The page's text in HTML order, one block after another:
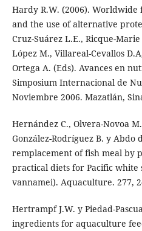
Hardy R.W. (2006).
and the use of alternative
Cruz-Suárez L.E., Ricque-
López M., Villareal-Cevallos
Ortega A. (Eds). Avances en
Simposium Internacional de
Noviembre 2006. Mazatlán,
Hernández C., Olvera-Novoa
González-Rodríguez B. y Abdo
remplacement of fish meal by
practical diets for Pacific white
vannamei). Aquaculture. 277,
Hertrampf J.W. y Piedad-
ingredients for aquaculture